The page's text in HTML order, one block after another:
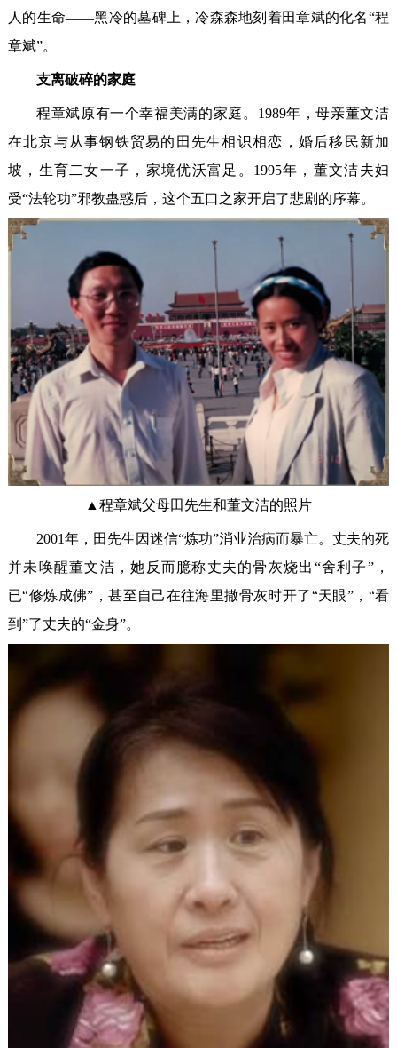
人的生命——黑冷的墓碑上，冷森森地刻着田章斌的化名“程
章斌”。
支离破碎的家庭
程章斌原有一个幸福美满的家庭。1989年，母亲董文洁
在北京与从事钢铁贸易的田先生相识相恋，婚后移民新加
坡，生育二女一子，家境优沃富足。1995年，董文洁夫妇
受“法轮功”邪教蛊惑后，这个五口之家开启了悲剧的序幕。
▲程章斌父母田先生和董文洁的照片
2001年，田先生因迷信“炼功”消业治病而暴亡。丈夫的死
并未唤醒董文洁，她反而臆称丈夫的骨灰烧出“舍利子”，
已“修炼成佛”，甚至自己在往海里撒骨灰时开了“天眼”，“看
到”了丈夫的“金身”。